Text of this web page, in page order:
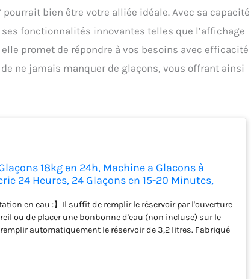
pourrait bien être votre alliée idéale. Avec sa capacité
fonctionnalités innovantes telles que l’affichage
promet de répondre à vos besoins avec efficacité
ne jamais manquer de glaçons, vous offrant ainsi
18kg en 24h, Machine a Glacons à
24 Heures, 24 Glaçons en 15-20 Minutes,
en eau :】Il suffit de remplir le réservoir par l'ouverture
ou de placer une bonbonne d'eau (non incluse) sur le
automatiquement le réservoir de 3,2 litres. Fabriqué
maximum. De plus, l'ouverture est munie d'un couvercle